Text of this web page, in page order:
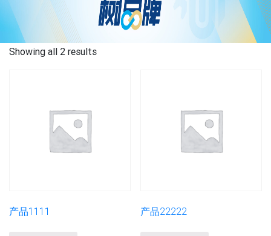
Showing all 2 results
产品1111 产品22222